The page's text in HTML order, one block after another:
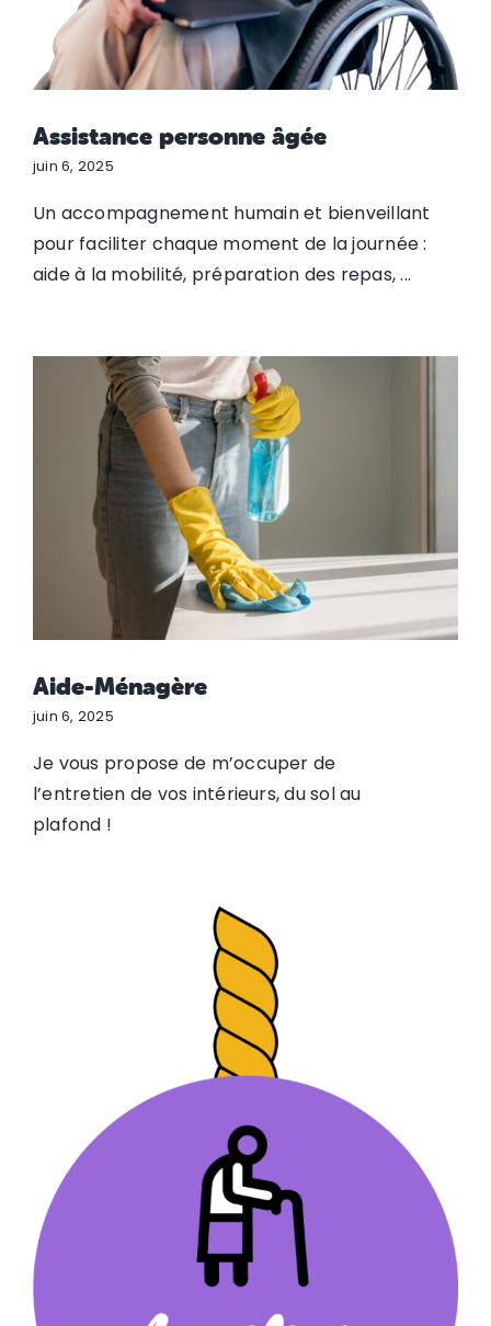
Assistance personne âgée
juin 6, 2025
Un accompagnement humain et bienveillant
pour faciliter chaque moment de la journée :
aide à la mobilité, préparation des repas, ...
Aide-Ménagère
juin 6, 2025
Je vous propose de m’occuper de
l’entretien de vos intérieurs, du sol au
plafond !